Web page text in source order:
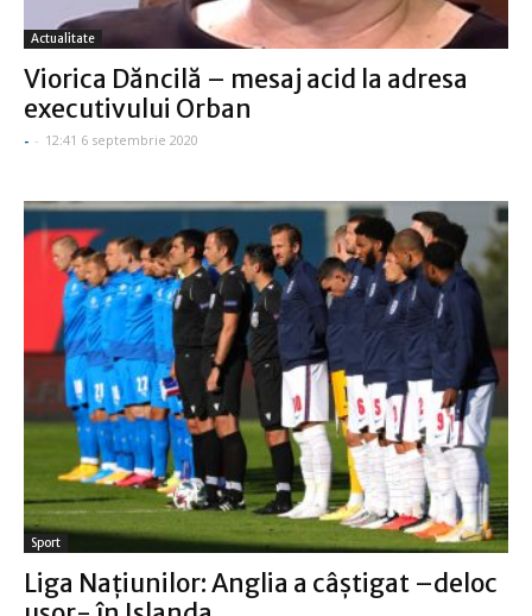
Actualitate
Viorica Dăncilă – mesaj acid la adresa
executivului Orban
- - 12:41 6 septembrie 2020
Sport
Liga Naţiunilor: Anglia a câştigat –deloc